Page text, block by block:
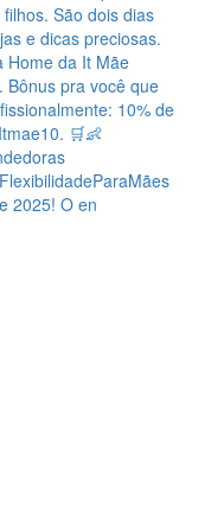
2025! O en